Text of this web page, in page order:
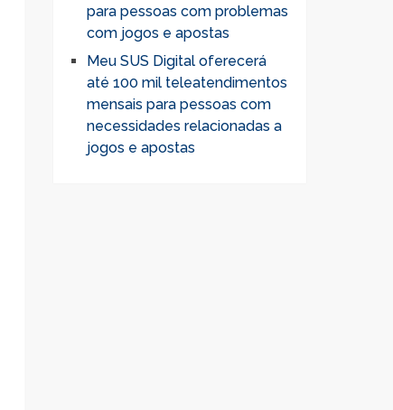
para pessoas com problemas
com jogos e apostas
Meu SUS Digital oferecerá
até 100 mil teleatendimentos
mensais para pessoas com
necessidades relacionadas a
jogos e apostas